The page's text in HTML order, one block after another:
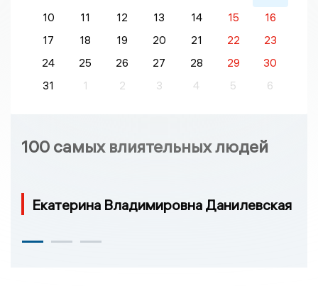
10
11 12 13 14 15
16
17
18 19 20 21 22
23
24
25 26 27 28 29
30
31
1 2 3 4 5 6
100 самых влиятельных людей
Екатерина Владимировна Данилевская